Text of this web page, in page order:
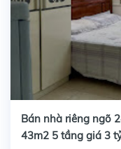
Bán nhà riêng ngõ
43m2 5 tầng giá 3